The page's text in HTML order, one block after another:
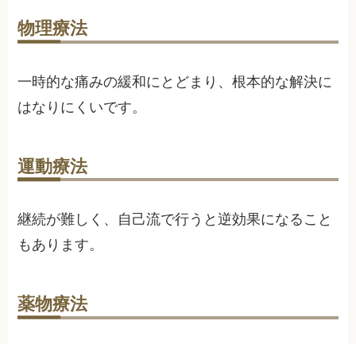
物理療法
一時的な痛みの緩和にとどまり、根本的な解決に
はなりにくいです。
運動療法
継続が難しく、自己流で行うと逆効果になること
もあります。
薬物療法